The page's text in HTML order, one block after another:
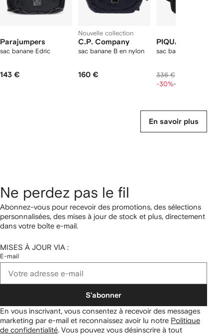
Parajumpers
sac banane Edric
143 €
Nouvelle collection
C.P. Company
sac banane B en nylon
160 €
PIQUADRO
sac banane à boucle
336 €
-30%-20%
En savoir plus
Ne perdez pas le fil
Abonnez-vous pour recevoir des promotions, des sélections
personnalisées, des mises à jour de stock et plus, directement
dans votre boîte e-mail.
MISES À JOUR VIA :
E-mail
S'abonner
En vous inscrivant, vous consentez à recevoir des messages
marketing par e-mail et reconnaissez avoir lu notre Politique
de confidentialité. Vous pouvez vous désinscrire à tout